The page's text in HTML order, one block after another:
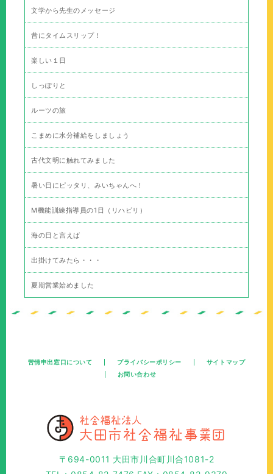
文学から先生のメッセージ
昔にタイムスリップ！
楽しい１日
しっぽりと
ルーツの旅
こまめに水分補給をしましょう
古代文明に触れてみました
暑い日にピッタリ、みいちゃんへ！
M機能訓練指導員の1日（リハビリ）
海の日と言えば
出掛けてみたら・・・
夏期営業始めました
苦情申出窓口について プライバシーポリシー
サイトマップ
お問い合わせ
〒694-0011 大田市川合町川合1081-2